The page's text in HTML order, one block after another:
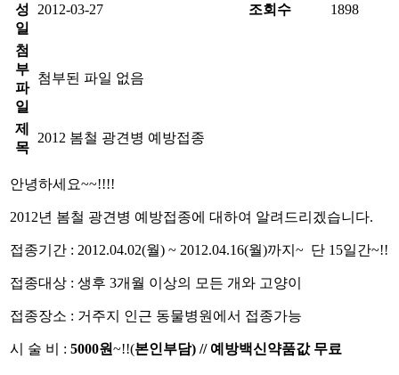
성
일
2012-03-27 조회수 1898
첨
부
파
일
첨부된 파일 없음
제
목
2012 봄철 광견병 예방접종
안녕하세요~~!!!!
2012년 봄철 광견병 예방접종에 대하여 알려드리겠습니다.
접종기간 : 2012.04.02(월) ~ 2012.04.16(월)까지~ 단 15일간~!!
접종대상 : 생후 3개월 이상의 모든 개와 고양이
접종장소 : 거주지 인근 동물병원에서 접종가능
시 술 비 : 5000원~!!(본인부담) // 예방백신약품값 무료